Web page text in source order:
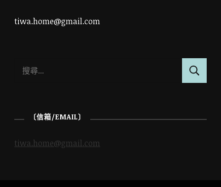
tiwa.home@gmail.com
字:
〔信箱/EMAIL〕
tiwa.home@gmail.com